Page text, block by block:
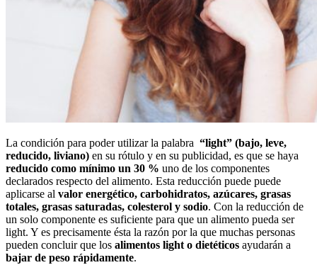
La condición para poder utilizar la palabra “light” (bajo, leve,
reducido, liviano) en su rótulo y en su publicidad, es que se haya
reducido como mínimo un 30 % uno de los componentes
declarados respecto del alimento. Esta reducción puede puede
aplicarse al valor energético, carbohidratos, azúcares, grasas
totales, grasas saturadas, colesterol y sodio. Con la reducción de
un solo componente es suficiente para que un alimento pueda ser
light. Y es precisamente ésta la razón por la que muchas personas
pueden concluir que los alimentos light o dietéticos ayudarán a
bajar de peso rápidamente.